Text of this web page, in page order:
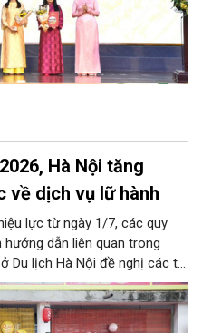
Hà Nội tăng
về dịch vụ lữ hành
lực từ ngày 1/7, các quy
dẫn liên quan trong
Du lịch Hà Nội đề nghị các tổ
dịch vụ lữ hành trên địa
dung quan trọng. Qua đó
tiêu phát triển du lịch Hà